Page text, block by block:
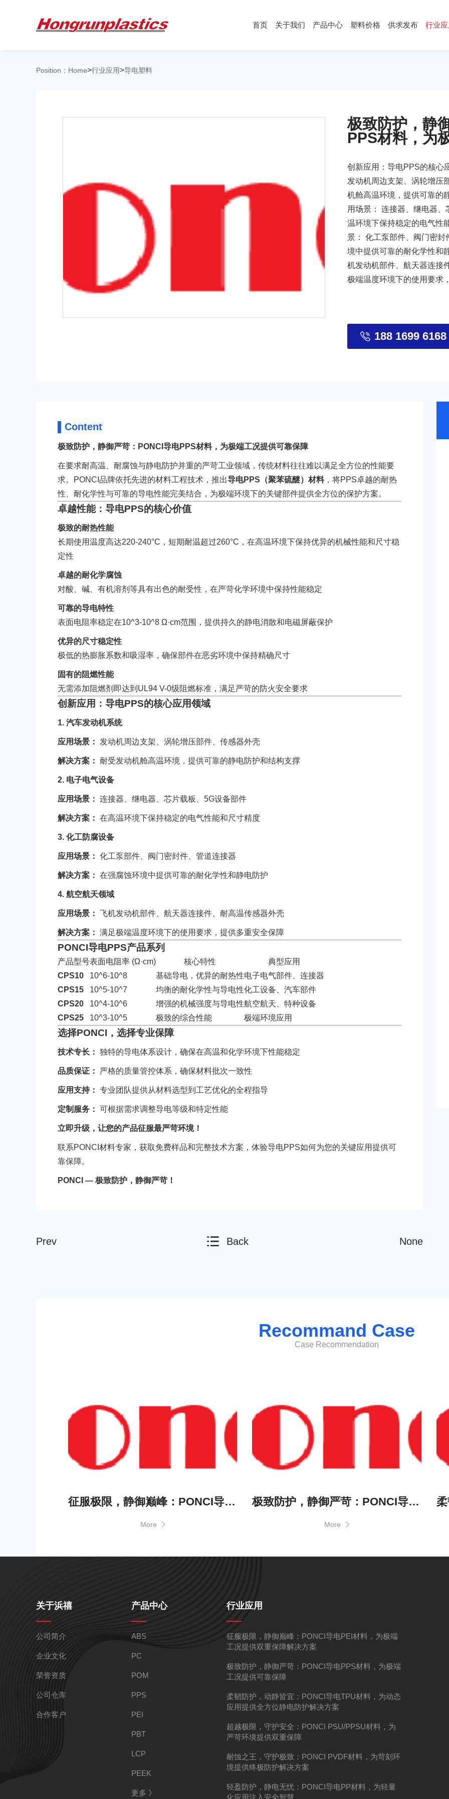
首页 关于我们 产品中心 塑料价格 供求发布 行业
公司简介
POM
LCP PEEK
TPV TPE
ASA HT-Nylon
Alloy
Spec-Nylon
Position： Home>行业应用>导电塑料
极致防护，静
PPS材料，为
创新应用：导电PPS的核心
发动机周边支架、涡轮增压
机舱高温环境，提供可靠的
用场景： 连接器、继电器
温环境下保持稳定的电气性
景： 化工泵部件、阀门密
境中提供可靠的耐化学性和
机发动机部件、航天器连接
极端温度环境下的使用要求
188 1699 6168
▌Content
极致防护，静御严苛：PONCI导电PPS材料，为极端工况提供可靠保障
在要求耐高温、耐腐蚀与静电防护并重的严苛工业领域，传统材料往往难以满足全方位的性能要
求。PONCI品牌依托先进的材料工程技术，推出导电PPS（聚苯硫醚）材料，将PPS卓越的耐热
性、耐化学性与可靠的导电性能完美结合，为极端环境下的关键部件提供全方位的保护方案。
卓越性能：导电PPS的核心价值
极致的耐热性能
长期使用温度高达220-240°C，短期耐温超过260°C，在高温环境下保持优异的机械性能和尺寸稳
定性
卓越的耐化学腐蚀
对酸、碱、有机溶剂等具有出色的耐受性，在严苛化学环境中保持性能稳定
可靠的导电特性
表面电阻率稳定在10^3-10^8 Ω·cm范围，提供持久的静电消散和电磁屏蔽保护
优异的尺寸稳定性
极低的热膨胀系数和吸湿率，确保部件在恶劣环境中保持精确尺寸
固有的阻燃性能
无需添加阻燃剂即达到UL94 V-0级阻燃标准，满足严苛的防火安全要求
创新应用：导电PPS的核心应用领域
1. 汽车发动机系统
应用场景： 发动机周边支架、涡轮增压部件、传感器外壳
解决方案： 耐受发动机舱高温环境，提供可靠的静电防护和结构支撑
2. 电子电气设备
应用场景： 连接器、继电器、芯片载板、5G设备部件
解决方案： 在高温环境下保持稳定的电气性能和尺寸精度
3. 化工防腐设备
应用场景： 化工泵部件、阀门密封件、管道连接器
解决方案： 在强腐蚀环境中提供可靠的耐化学性和静电防护
4. 航空航天领域
应用场景： 飞机发动机部件、航天器连接件、耐高温传感器外壳
解决方案： 满足极端温度环境下的使用要求，提供多重安全保障
PONCI导电PPS产品系列
产品型号表面电阻率 (Ω·cm) 核心特性
典型应用
CPS10
10^6-10^8 基础导电，优异的耐热性电子电气部件、连接器
CPS15
10^5-10^7 均衡的耐化学性与导电性化工设备、汽车部件
CPS20
10^4-10^6 增强的机械强度与导电性航空航天、特种设备
CPS25
10^3-10^5 极致的综合性能 极端环境应用
选择PONCI，选择专业保障
技术专长： 独特的导电体系设计，确保在高温和化学环境下性能稳定
品质保证： 严格的质量管控体系，确保材料批次一致性
应用支持： 专业团队提供从材料选型到工艺优化的全程指导
定制服务： 可根据需求调整导电等级和特定性能
立即升级，让您的产品征服最严苛环境！
联系PONCI材料专家，获取免费样品和完整技术方案，体验导电PPS如何为您的关键应用提供可
靠保障。
PONCI — 极致防护，静御严苛！
Prev Back None
Recommand Case
Case Recommendation
征服极限，静御巅峰：PONCI导电PEI材料，为极端工况提供双重保障解决方案
More
极致防护，静御严苛：PONCI导电PPS材料，为极端工况提供可靠保障
More
关于浜禧
公司简介
企业文化
荣誉资质
公司仓库
合作客户
产品中心
ABS
PC
POM
PPS
PEI
PBT
LCP
PEEK
更多 》
行业应用
征服极限，静御巅峰：PONCI导电PEI材料，为极端
工况提供双重保障解决方案
极致防护，静御严苛：PONCI导电PPS材料，为极端
工况提供可靠保障
柔韧防护，动静皆宜：PONCI导电TPU材料，为动态
应用提供全方位静电防护解决方案
超越极限，守护安全：PONCI PSU/PPSU材料，为
严苛环境提供双重保障
耐蚀之王，守护极致：PONCI PVDF材料，为苛刻环
境提供终极防护解决方案
轻盈防护，静电无忧：PONCI导电PP材料，为轻量
化应用注入安全智慧